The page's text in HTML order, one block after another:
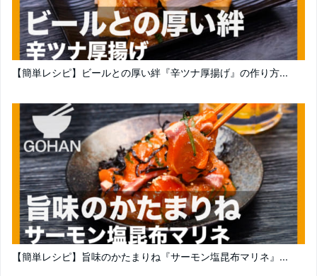
【簡単レシピ】ビールとの厚い絆『辛ツナ厚揚げ』の作り方...
【簡単レシピ】旨味のかたまりね『サーモン塩昆布マリネ』...